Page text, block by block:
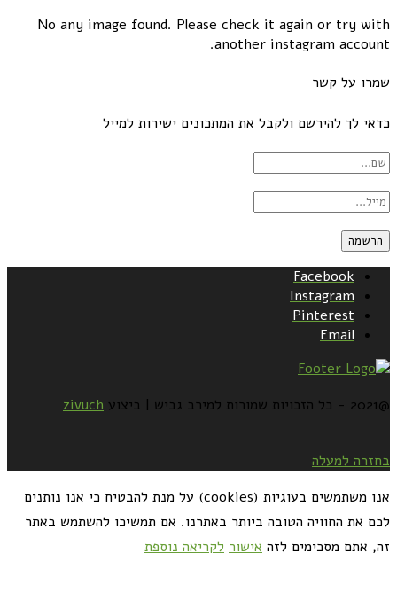
No any image found. Please check it again or try with
another instagram account.
שמרו על קשר
כדאי לך להירשם ולקבל את המתכונים ישירות למייל
Facebook
Instagram
Pinterest
Email
@2021 - כל הזכויות שמורות למירב גביש | ביצוע zivuch
בחזרה למעלה
אנו משתמשים בעוגיות (cookies) על מנת להבטיח כי אנו נותנים
לכם את החוויה הטובה ביותר באתרנו. אם תמשיכו להשתמש באתר
זה, אתם מסכימים לזה אישור לקריאה נוספת